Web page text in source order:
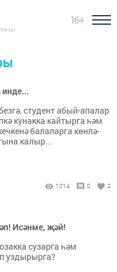
16+
сту­дент абый-апа­лар
ку­нак­ка кай­тыр­га һәм
ба­ла­лар­га көн­лә­
ка­лыр...
1014 0 2
Исәнме, җәй!
сузарга һәм
уздырырга?